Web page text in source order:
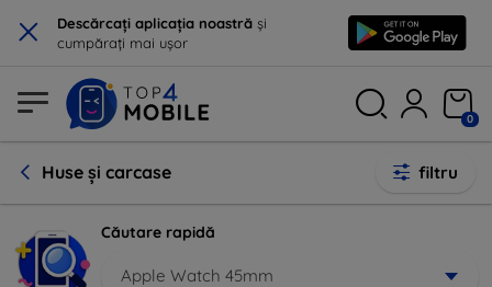
× Descărcați aplicația noastră și
cumpărați mai ușor
0
Huse și carcase filtru
Căutare rapidă
Apple Watch 45mm